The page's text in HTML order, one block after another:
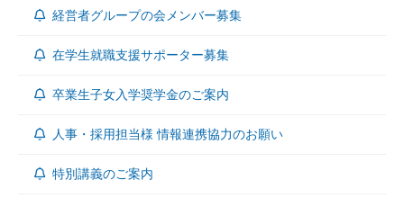
経営者グループの会メンバー募集
在学生就職支援サポーター募集
卒業生子女入学奨学金のご案内
人事・採用担当様 情報連携協力のお願い
特別講義のご案内